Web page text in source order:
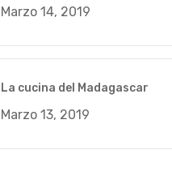
Marzo 14, 2019
La cucina del Madagascar
Marzo 13, 2019